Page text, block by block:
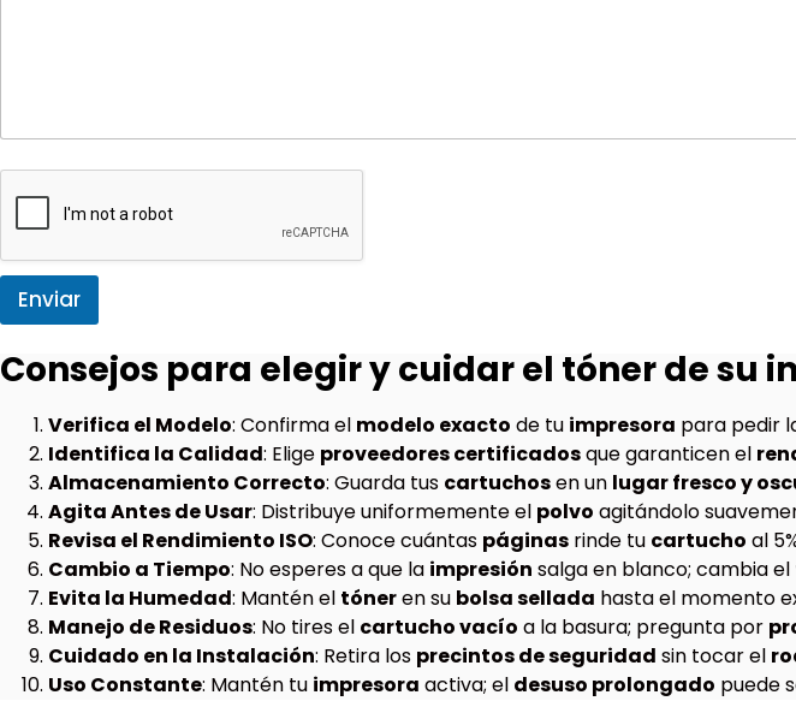
Enviar
Consejos para elegir y cuidar el tóner de su
Verifica el Modelo: Confirma el modelo exacto de tu impresora para pedir
Identifica la Calidad: Elige proveedores certificadosque garanticen el
Almacenamiento Correcto: Guarda tus cartuchosen un lugar fresco y
Agita Antes de Usar: Distribuye uniformemente el polvo agitándolo
Revisa el Rendimiento ISO: Conoce cuántas páginas rinde tu cartucho al
Cambio a Tiempo: No esperes a que la impresión salga en blanco; cambia el
Evita la Humedad: Mantén el tóneren su bolsa sellada hasta el momento
Manejo de Residuos: No tires el cartucho vacío a la basura; pregunta por
Cuidado en la Instalación: Retira los precintos de seguridad sin tocar el
Uso Constante: Mantén tu impresora activa; el desuso prolongado puede